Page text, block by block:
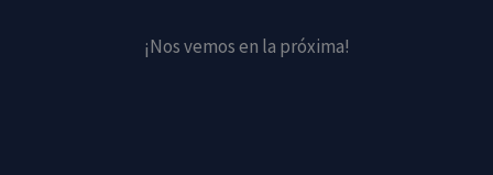
¡Nos vemos en la próxima!